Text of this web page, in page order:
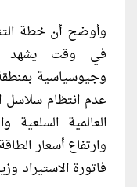
وأوضح أن خطة
في وقت يشهد
وجيوسياسية
عدم انتظام سلاسل
العالمية
وارتفاع أسعار
فاتورة الاستيراد